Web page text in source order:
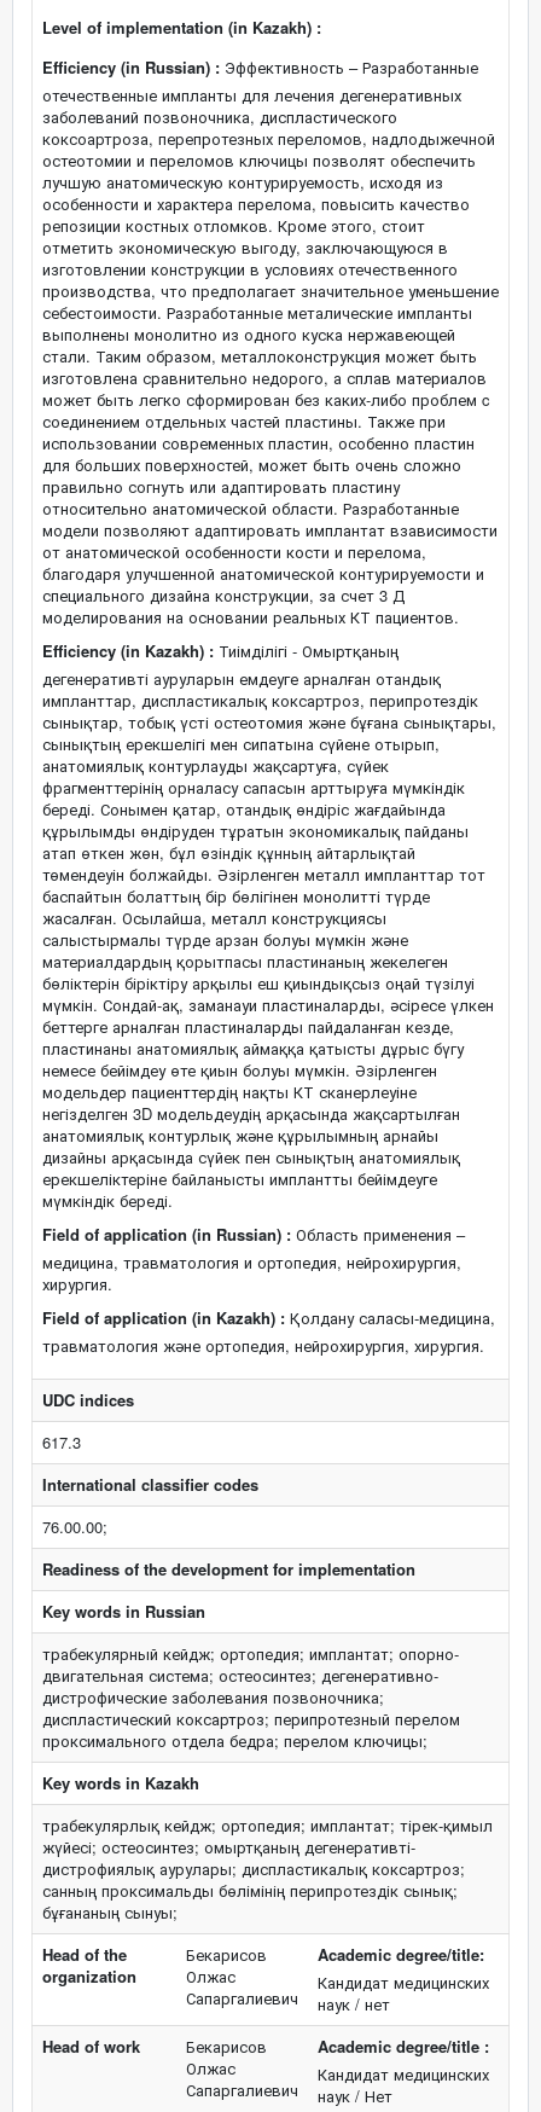
Level of implementation (in Kazakh) :
Efficiency (in Russian) : Эффективность – Разработанные
отечественные импланты для лечения дегенеративных
заболеваний позвоночника, диспластического
коксоартроза, перепротезных переломов, надлодыжечной
остеотомии и переломов ключицы позволят обеспечить
лучшую анатомическую контурируемость, исходя из
особенности и характера перелома, повысить качество
репозиции костных отломков. Кроме этого, стоит
отметить экономическую выгоду, заключающуюся в
изготовлении конструкции в условиях отечественного
производства, что предполагает значительное уменьшение
себестоимости. Разработанные металические импланты
выполнены монолитно из одного куска нержавеющей
стали. Таким образом, металлоконструкция может быть
изготовлена сравнительно недорого, а сплав материалов
может быть легко сформирован без каких-либо проблем c
соединением отдельных частей пластины. Также при
использовании современных пластин, особенно пластин
для больших поверхностей, может быть очень сложно
правильно согнуть или адаптировать пластину
относительно анатомической области. Разработанные
модели позволяют адаптировать имплантат взависимости
от анатомической особенности кости и перелома,
благодаря улучшенной анатомической контурируемости и
специального дизайна конструкции, за счет 3 Д
моделирования на основании реальных КТ пациентов.
Efficiency (in Kazakh) : Тиімділігі - Омыртқаның
дегенеративті ауруларын емдеуге арналған отандық
импланттар, диспластикалық коксартроз, перипротездік
сынықтар, тобық үсті остеотомия және бұғана сынықтары,
сынықтың ерекшелігі мен сипатына сүйене отырып,
анатомиялық контурлауды жақсартуға, сүйек
фрагменттерінің орналасу сапасын арттыруға мүмкіндік
береді. Сонымен қатар, отандық өндіріс жағдайында
құрылымды өндіруден тұратын экономикалық пайданы
атап өткен жөн, бұл өзіндік құнның айтарлықтай
төмендеуін болжайды. Әзірленген металл импланттар тот
баспайтын болаттың бір бөлігінен монолитті түрде
жасалған. Осылайша, металл конструкциясы
салыстырмалы түрде арзан болуы мүмкін және
материалдардың қорытпасы пластинаның жекелеген
бөліктерін біріктіру арқылы еш қиындықсыз оңай түзілуі
мүмкін. Сондай-ақ, заманауи пластиналарды, әсіресе үлкен
беттерге арналған пластиналарды пайдаланған кезде,
пластинаны анатомиялық аймаққа қатысты дұрыс бүгу
немесе бейімдеу өте қиын болуы мүмкін. Әзірленген
модельдер пациенттердің нақты КТ сканерлеуіне
негізделген 3D модельдеудің арқасында жақсартылған
анатомиялық контурлық және құрылымның арнайы
дизайны арқасында сүйек пен сынықтың анатомиялық
ерекшеліктеріне байланысты имплантты бейімдеуге
мүмкіндік береді.
Field of application (in Russian) : Область применения –
медицина, травматология и ортопедия, нейрохирургия,
хирургия.
Field of application (in Kazakh) : Қолдану саласы-медицина,
травматология және ортопедия, нейрохирургия, хирургия.
UDC indices
617.3
International classifier codes
76.00.00;
Readiness of the development for implementation
Key words in Russian
трабекулярный кейдж; ортопедия; имплантат; опорно-
двигательная система; остеосинтез; дегенеративно-
дистрофические заболевания позвоночника;
диспластический коксартроз; перипротезный перелом
проксимального отдела бедра; перелом ключицы;
Key words in Kazakh
трабекулярлық кейдж; ортопедия; имплантат; тірек-қимыл
жүйесі; остеосинтез; омыртқаның дегенеративті-
дистрофиялық аурулары; диспластикалық коксартроз;
санның проксимальды бөлімінің перипротездік сынық;
бұғананың сынуы;
Head of the
organization
Бекарисов
Олжас
Сапаргалиевич
Academic degree/title:
Кандидат медицинских
наук / нет
Head of work
Бекарисов
Олжас
Сапаргалиевич
Academic degree/title :
Кандидат медицинских
наук / Нет